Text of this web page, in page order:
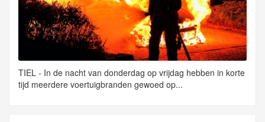
TIEL - In de nacht van donderdag op vrijdag hebben in korte
tijd meerdere voertuigbranden gewoed op...